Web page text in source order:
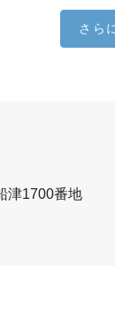
さら
津1700番地